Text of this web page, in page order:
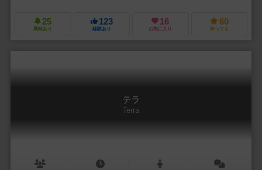
25
興味あり
123
経験あり
16
お気に入り
60
持ってる
テラ
Terra